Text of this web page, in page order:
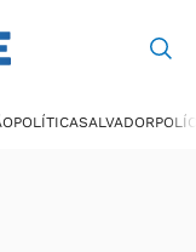
POLÍTICASALVADOR